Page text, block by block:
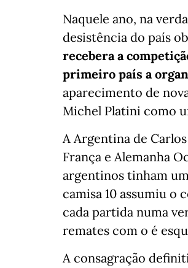
Naquele ano, na
desistência do país
recebera a
primeiro país a
aparecimento de
Michel Platini como
A Argentina de
França e Alemanha
argentinos tinham
camisa 10 assumiu
cada partida numa
remates com o é
A consagração